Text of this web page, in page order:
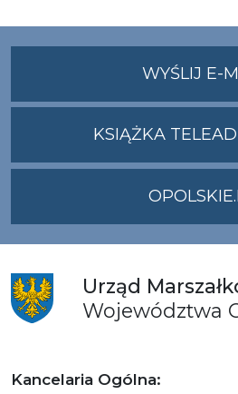
WYŚLIJ E-
KSIĄŻKA
Urząd
Województwa
Kancelaria Ogólna: